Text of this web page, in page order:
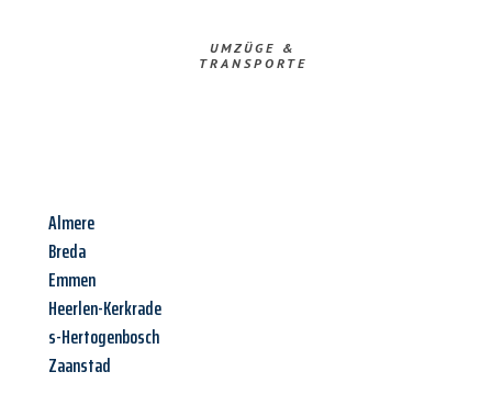
UMZÜGE &
TRANSPORTE
Almere
Breda
Emmen
Heerlen-Kerkrade
s-Hertogenbosch
Zaanstad